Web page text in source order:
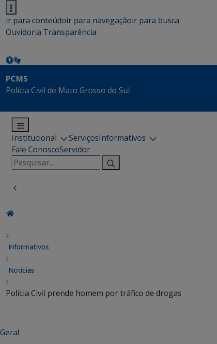
ir para conteúdoir para navegaçãoir para busca
Ouvidoria Transparência
PCMS
Polícia Civil de Mato Grosso do Sul
Institucional ServiçosInformativos
Fale ConoscoServidor
Pesquisar
por:
Informativos
Notícias
Polícia Civil prende homem por tráfico de drogas
Geral